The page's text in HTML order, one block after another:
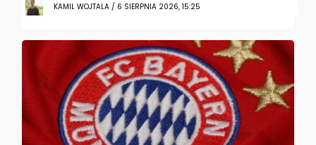
KAMIL WOJTALA / 6 SIERPNIA 2026, 15:25